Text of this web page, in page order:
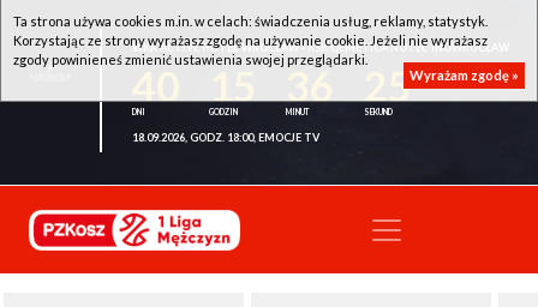
WKK ACTIVE HOTEL WROCŁAW - KSK QEMETICA NOTEĆ INOWROCŁAW
25
18.09.2026, GODZ. 18:00, EMOCJE TV
Ta strona używa cookies m.in. w celach: świadczenia usług, reklamy, statystyk.
Korzystając ze strony wyrażasz zgodę na używanie cookie. Jeżeli nie wyrażasz
zgody powinieneś zmienić ustawienia swojej przeglądarki.
Wyrażam zgodę »